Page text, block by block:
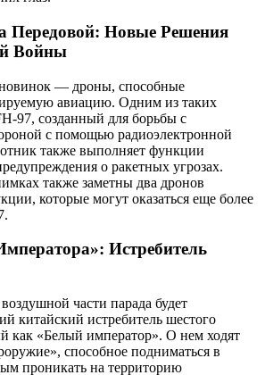
Передовой: Новые Решения
Войны
— дроны, способные
авиацию. Одним из таких
97, созданный для борьбы с
с помощью радиоэлектронной
также выполняет функции
о ракетных угрозах.
также заметны два дронов
которые могут оказаться еще более
Истребитель
части парада будет
китайский истребитель шестого
как «Белый император». О нем ходят
способное подниматься в
проникать на территорию